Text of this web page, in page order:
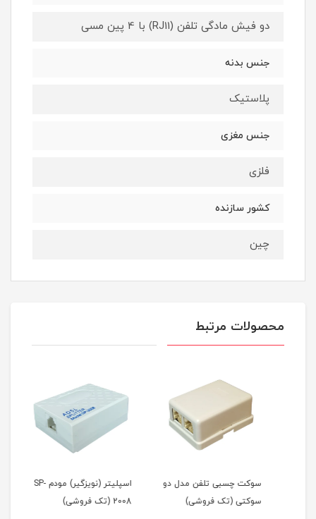
دو فیش مادگی تلفن (RJ11) با 4 پین مسی
جنس بدنه
پلاستیک
جنس مغزی
فلزی
کشور سازنده
چین
محصولات مرتبط
سوکت چسبی تلفن مدل دو
سوکتی (تک فروشی)
اسپلیتر (نویزگیر) مودم SP-
2008 (تک فروشی)